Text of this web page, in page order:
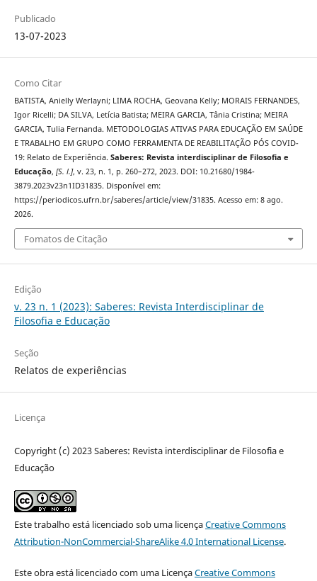
Publicado
13-07-2023
Como Citar
BATISTA, Anielly Werlayni; LIMA ROCHA, Geovana Kelly; MORAIS FERNANDES,
Igor Ricelli; DA SILVA, Letícia Batista; MEIRA GARCIA, Tânia Cristina; MEIRA
GARCIA, Tulia Fernanda. METODOLOGIAS ATIVAS PARA EDUCAÇÃO EM SAÚDE
E TRABALHO EM GRUPO COMO FERRAMENTA DE REABILITAÇÃO PÓS COVID-
19: Relato de Experiência. Saberes: Revista interdisciplinar de Filosofia e
Educação, [S. l.], v. 23, n. 1, p. 260–272, 2023. DOI: 10.21680/1984-
3879.2023v23n1ID31835. Disponível em:
https://periodicos.ufrn.br/saberes/article/view/31835. Acesso em: 8 ago.
2026.
Fomatos de Citação
Edição
v. 23 n. 1 (2023): Saberes: Revista Interdisciplinar de
Filosofia e Educação
Seção
Relatos de experiências
Licença
Copyright (c) 2023 Saberes: Revista interdisciplinar de Filosofia e
Educação
Este trabalho está licenciado sob uma licençaCreative Commons
Attribution-NonCommercial-ShareAlike 4.0 International License.
Este obra está licenciado com uma LicençaCreative Commons